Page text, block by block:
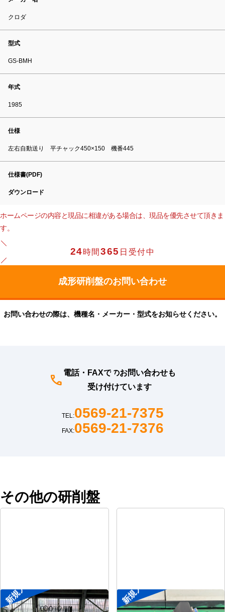
クロダ
型式
GS-BMH
年式
1985
仕様
左右自動送り 平チャック450×150 機番445
仕様書(PDF)
ダウンロード
ホームページの内容と現品に相違がある場合は、現品を優先させて頂きま
す。
24時間365 日受付中
お問い合わせの際は、機種名・メーカー・型式をお知らせください。
電話・FAXでのお問い合わせも
受け付けています
TEL:0569-21-7375
FAX:0569-21-7376
その他の研削盤
新規入荷
円筒研削盤 新規入荷
ドリル研削盤